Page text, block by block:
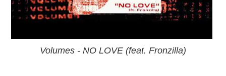
Volumes - NO LOVE (feat. Fronzilla)